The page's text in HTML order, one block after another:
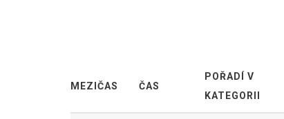
MEZIČAS ČAS
POŘADÍ V
KATEGORII